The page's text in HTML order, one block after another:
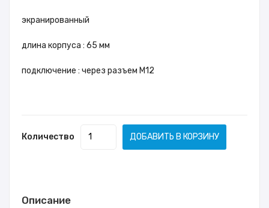
экранированный
длина корпуса : 65 мм
подключение : через разъем M12
Количество ДОБАВИТЬ В КОРЗИНУ
Описание